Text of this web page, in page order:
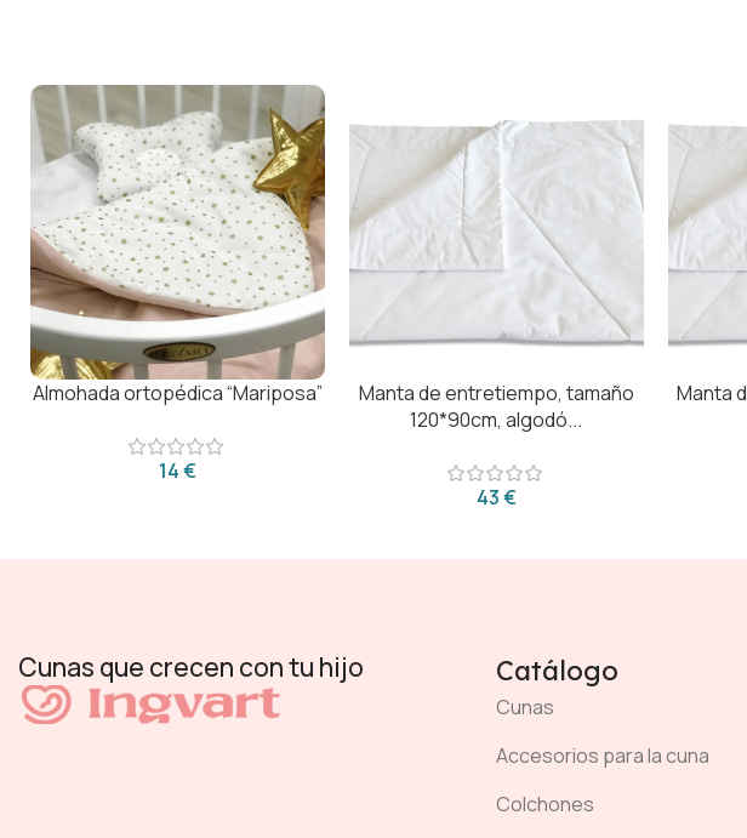
Almohada ortopédica “Mariposa”
€
Manta de entretiempo, tamaño
120*90cm, algodó...
€
Manta
Cunas que crecen con tu hijo Catálogo
Cunas
Accesorios para la cuna
Colchones